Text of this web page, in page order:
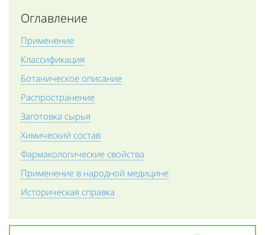
Оглавление
Применение
Классификация
Ботаническое описание
Распространение
Заготовка сырья
Химический состав
Фармакологические свойства
Применение в народной медицине
Историческая справка